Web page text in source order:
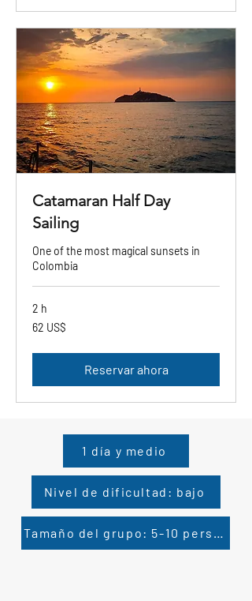
Catamaran Half Day
Sailing
One of the most magical sunsets in
Colombia
2 h
62
dólares
62 US$
Reservar ahora
1 día y medio
Nivel de dificultad: bajo
Tamaño del grupo: 5-10 personas